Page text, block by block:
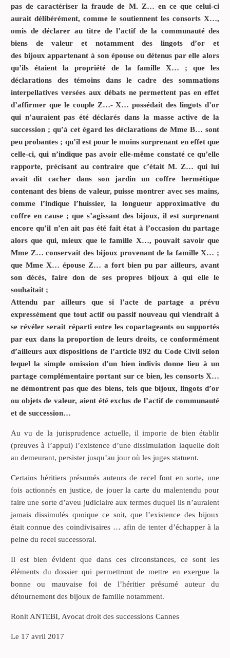
pas de caractériser la fraude de M. Z… en ce que celui-ci
aurait délibérément, comme le soutiennent les consorts X…,
omis de déclarer au titre de l’actif de la communauté des
biens de valeur et notamment des lingots d’or et
des bijoux appartenant à son épouse ou détenus par elle alors
qu’ils étaient la propriété de la famille X… ; que les
déclarations des témoins dans le cadre des sommations
interpellatives versées aux débats ne permettent pas en effet
d’affirmer que le couple Z…- X… possédait des lingots d’or
qui n’auraient pas été déclarés dans la masse active de la
succession ; qu’à cet égard les déclarations de Mme B… sont
peu probantes ; qu’il est pour le moins surprenant en effet que
celle-ci, qui n’indique pas avoir elle-même constaté ce qu’elle
rapporte, précisant au contraire que c’était M. Z… qui lui
avait dit cacher dans son jardin un coffre hermétique
contenant des biens de valeur, puisse montrer avec ses mains,
comme l’indique l’huissier, la longueur approximative du
coffre en cause ; que s’agissant des bijoux, il est surprenant
encore qu’il n’en ait pas été fait état à l’occasion du partage
alors que qui, mieux que le famille X…, pouvait savoir que
Mme Z… conservait des bijoux provenant de la famille X… ;
que Mme X… épouse Z… a fort bien pu par ailleurs, avant
son décès, faire don de ses propres bijoux à qui elle le
souhaitait ;
Attendu par ailleurs que si l’acte de partage a prévu
expressément que tout actif ou passif nouveau qui viendrait à
se révéler serait réparti entre les copartageants ou supportés
par eux dans la proportion de leurs droits, ce conformément
d’ailleurs aux dispositions de l’article 892 du Code Civil selon
lequel la simple omission d’un bien indivis donne lieu à un
partage complémentaire portant sur ce bien, les consorts X…
ne démontrent pas que des biens, tels que bijoux, lingots d’or
ou objets de valeur, aient été exclus de l’actif de communauté
et de succession…
Au vu de la jurisprudence actuelle, il importe de bien établir
(preuves à l’appui) l’existence d’une dissimulation laquelle doit
au demeurant, persister jusqu’au jour où les juges statuent.
Certains héritiers présumés auteurs de recel font en sorte, une
fois actionnés en justice, de jouer la carte du malentendu pour
faire une sorte d’aveu judiciaire aux termes duquel ils n’auraient
jamais dissimulés quoique ce soit, que l’existence des bijoux
était connue des coindivisaires … afin de tenter d’échapper à la
peine du recel successoral.
Il est bien évident que dans ces circonstances, ce sont les
éléments du dossier qui permettront de mettre en exergue la
bonne ou mauvaise foi de l’héritier présumé auteur du
détournement des bijoux de famille notamment.
Ronit ANTEBI, Avocat droit des successions Cannes
Le 17 avril 2017